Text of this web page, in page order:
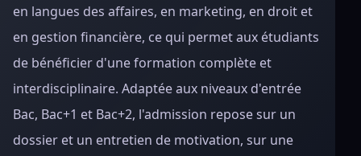
en langues des affaires, en marketing, en droit et
en gestion financière, ce qui permet aux étudiants
de bénéficier d'une formation complète et
interdisciplinaire. Adaptée aux niveaux d'entrée
Bac, Bac+1 et Bac+2, l'admission repose sur un
dossier et un entretien de motivation, sur une